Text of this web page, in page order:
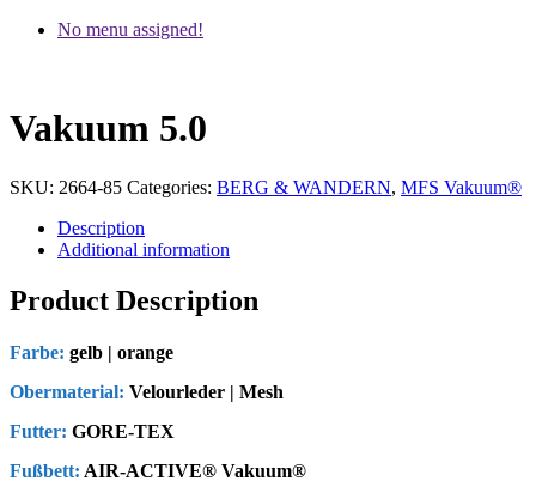
No menu assigned!
Vakuum 5.0
SKU: 2664-85 Categories: BERG & WANDERN, MFS Vakuum®
Description
Additional information
Product Description
Farbe: gelb | orange
Obermaterial: Velourleder | Mesh
Futter: GORE-TEX
Fußbett: AIR-ACTIVE® Vakuum®